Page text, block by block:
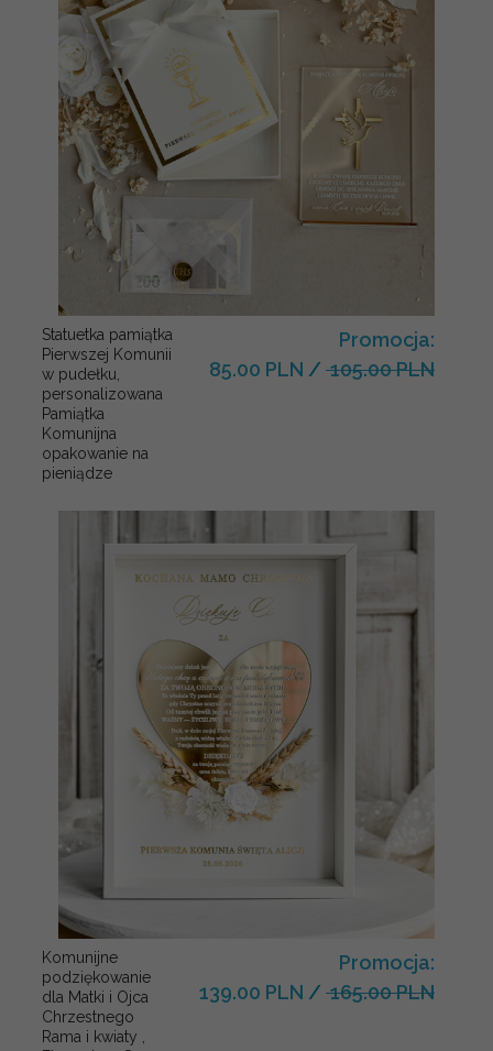
Statuetka pamiątka
Pierwszej Komunii
w pudełku,
personalizowana
Pamiątka
Komunijna
opakowanie na
pieniądze
Promocja:
85.00 PLN / 105.00 PLN
Komunijne
podziękowanie
dla Matki i Ojca
Chrzestnego
Rama i kwiaty ,
Promocja:
139.00 PLN / 165.00 PLN